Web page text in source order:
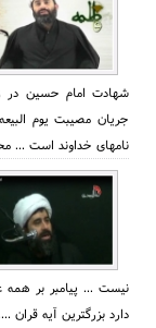
شهادت امام حسین در
جریان مصیبت یوم
نامهای خداوند است ...
نیست ... پیامبر بر همه
دارد بزرگترین آیه